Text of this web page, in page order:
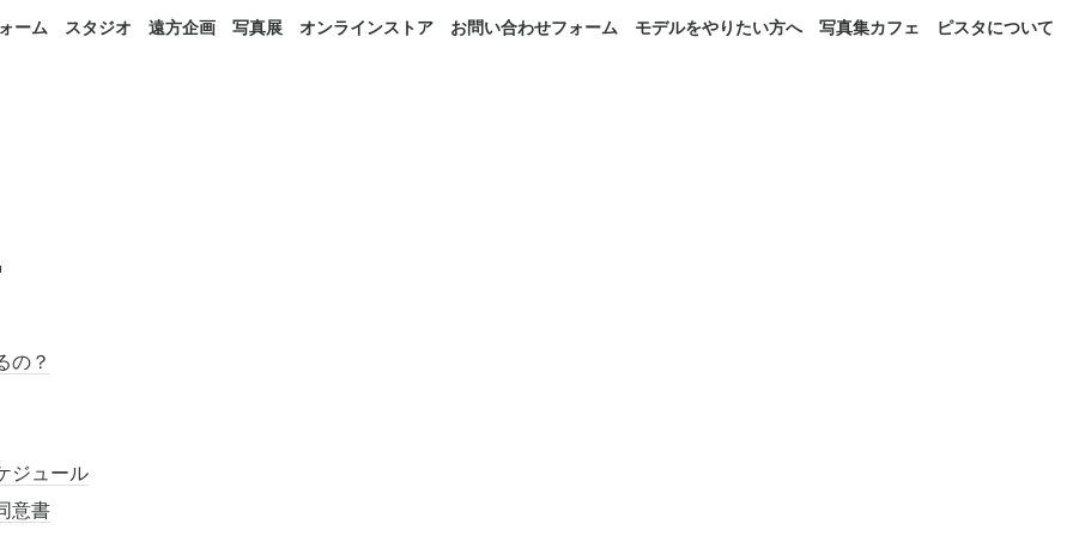
ーム スタジオ 遠方企画 写真展 オンラインストア お問い合わせフォーム モデルをやりたい方へ 写真集カフェ ピスタについて
の？
ジュール
意書